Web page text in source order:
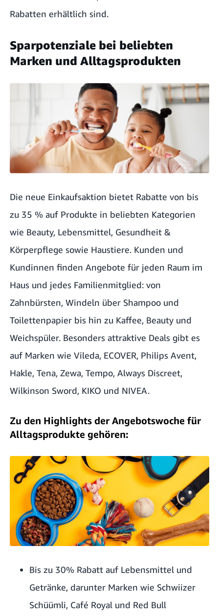
Rabatten erhältlich sind.
Sparpotenziale bei beliebten
Marken und Alltagsprodukten
Die neue Einkaufsaktion bietet Rabatte von bis
zu 35 % auf Produkte in beliebten Kategorien
wie Beauty, Lebensmittel, Gesundheit &
Körperpflege sowie Haustiere. Kunden und
Kundinnen finden Angebote für jeden Raum im
Haus und jedes Familienmitglied: von
Zahnbürsten, Windeln über Shampoo und
Toilettenpapier bis hin zu Kaffee, Beauty und
Weichspüler. Besonders attraktive Deals gibt es
auf Marken wie Vileda, ECOVER, Philips Avent,
Hakle, Tena, Zewa, Tempo, Always Discreet,
Wilkinson Sword, KIKO und NIVEA.
Zu den Highlights der Angebotswoche für
Alltagsprodukte gehören:
Bis zu 30% Rabatt auf Lebensmittel und
Getränke, darunter Marken wie Schwiizer
Schüümli, Café Royal und Red Bull